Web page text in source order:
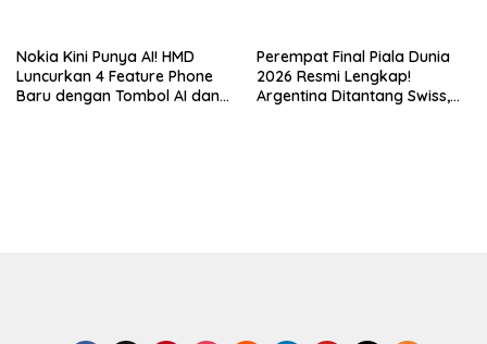
Nokia Kini Punya AI! HMD
Luncurkan 4 Feature Phone
Baru dengan Tombol AI dan
Perempat Final Piala Dunia
2026 Resmi Lengkap!
Argentina Ditantang Swiss,